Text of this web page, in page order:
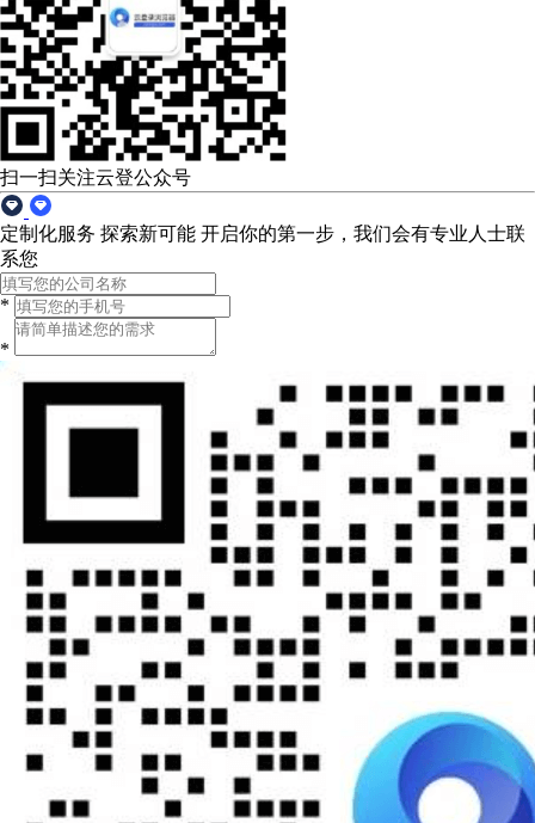
扫一扫关注云登公众号
定制化服务 探索新可能 开启你的第一步，我们会有专业人士联
系您
*
*